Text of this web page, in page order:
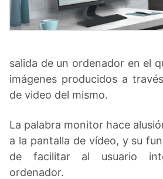
salida de un ordenador en el
imágenes producidos a
de video del mismo.
La palabra monitor hace
a la pantalla de vídeo, y su
de facilitar al usuario
ordenador.